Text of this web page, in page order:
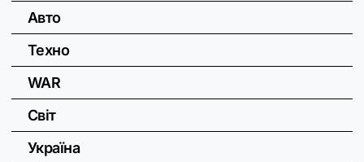
Авто
Техно
WAR
Світ
Україна